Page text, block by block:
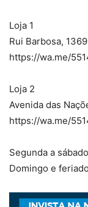
Loja 1
Rui Barbosa, 1369
https://wa.me/
Loja 2
Avenida das
https://wa.me/
Segunda a
Domingo e